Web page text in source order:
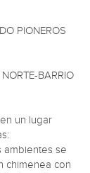
PIONEROS
BARRIO
un lugar
chimenea con